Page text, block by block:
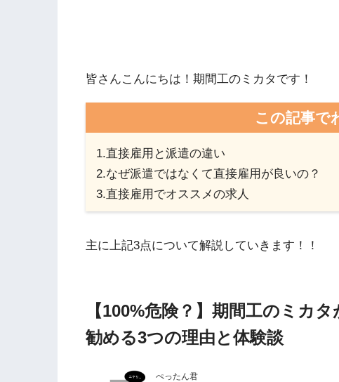
皆さんこんにちは！期間工のミカタです！
この記事で
1.直接雇用と派遣の違い
2.なぜ派遣ではなくて直接雇用が良いの？
3.直接雇用でオススメの求人
主に上記3点について解説していきます！！
【100%危険？】期間工のミカ
勧める3つの理由と体験談
ぺったん君